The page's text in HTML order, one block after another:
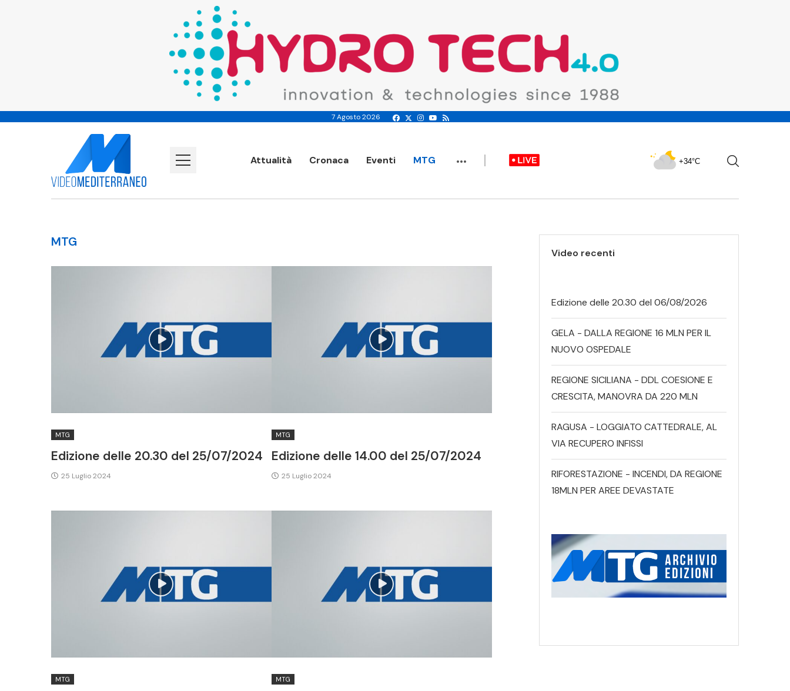
7 Agosto 2026
Attualità Cronaca Eventi MTG ... +34°C
MTG
MTG
Edizione delle 20.30 del 25/07/2024
25 Luglio 2024
MTG
Edizione delle 14.00 del 25/07/2024
25 Luglio 2024
MTG MTG
Video recenti
Edizione delle 20.30 del 06/08/2026
GELA - DALLA REGIONE 16 MLN PER IL
NUOVO OSPEDALE
REGIONE SICILIANA - DDL COESIONE E
CRESCITA, MANOVRA DA 220 MLN
RAGUSA - LOGGIATO CATTEDRALE, AL
VIA RECUPERO INFISSI
RIFORESTAZIONE - INCENDI, DA REGIONE
18MLN PER AREE DEVASTATE